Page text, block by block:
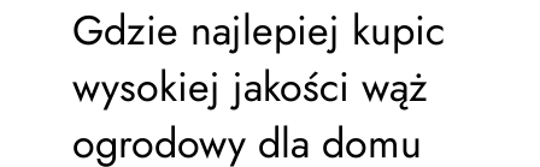
Gdzie najlepiej kupic
wysokiej jakości wąż
ogrodowy dla domu